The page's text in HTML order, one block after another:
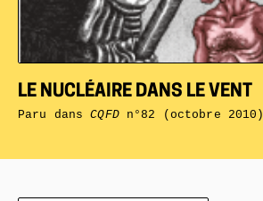
LE NUCLÉAIRE DANS LE VENT
Paru dansCQFDn°82 (octobre 2010)